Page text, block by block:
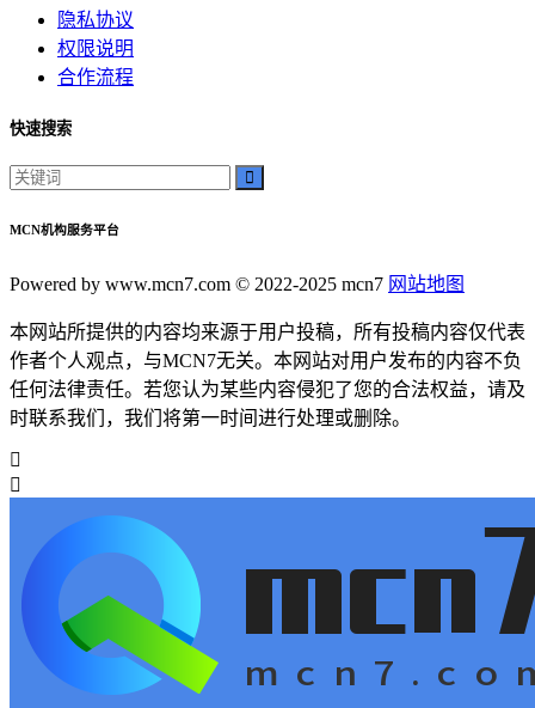
隐私协议
权限说明
合作流程
快速搜索
MCN机构服务平台
Powered by www.mcn7.com © 2022-2025 mcn7 网站地图
本网站所提供的内容均来源于用户投稿，所有投稿内容仅代表
作者个人观点，与MCN7无关。本网站对用户发布的内容不负
任何法律责任。若您认为某些内容侵犯了您的合法权益，请及
时联系我们，我们将第一时间进行处理或删除。